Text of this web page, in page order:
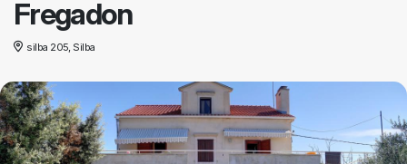
Fregadon
silba 205, Silba